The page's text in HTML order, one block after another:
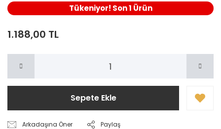
Tükeniyor! Son 1 Ürün
1.188,00 TL
Sepete Ekle
Arkadaşına Öner Paylaş